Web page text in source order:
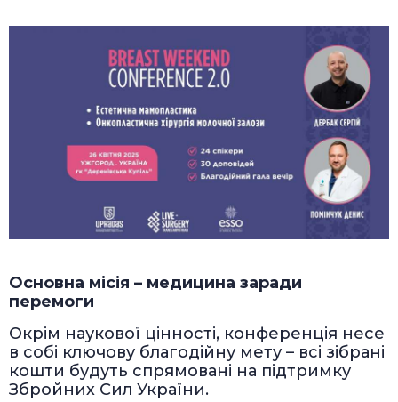
Основна місія – медицина заради
перемоги
Окрім наукової цінності, конференція несе
в собі ключову благодійну мету – всі зібрані
кошти будуть спрямовані на підтримку
Збройних Сил України.